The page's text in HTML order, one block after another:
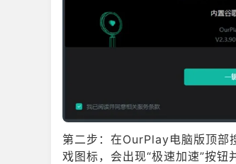
• 15条天赋树
• 20+种敌人类型
• 50+种不同的武器类型
• 英雄独占装备获取系统
• 支持Mod（仅限PC）
第二步：在OurPlay电脑版顶部
戏图标，会出现“极速加速”按钮